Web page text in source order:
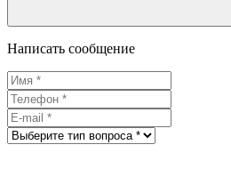
Написать сообщение